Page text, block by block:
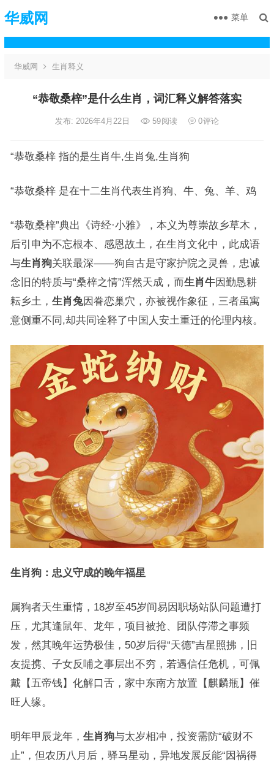
华威网 菜单
华威网 生肖释义
“恭敬桑梓”是什么生肖，词汇释义解答落实
发布: 2026年4月22日 59阅读 0评论
“恭敬桑梓 指的是生肖牛,生肖兔,生肖狗
“恭敬桑梓 是在十二生肖代表生肖狗、牛、兔、羊、鸡
“恭敬桑梓”典出《诗经·小雅》，本义为尊崇故乡草木，
后引申为不忘根本、感恩故土，在生肖文化中，此成语
与生肖狗关联最深——狗自古是守家护院之灵兽，忠诚
念旧的特质与“桑梓之情”浑然天成，而生肖牛因勤恳耕
耘乡土， 生肖兔因眷恋巢穴，亦被视作象征，三者虽寓
意侧重不同,却共同诠释了中国人安土重迁的伦理内核。
生肖狗：忠义守成的晚年福星
属狗者天生重情，18岁至45岁间易因职场站队问题遭打
压，尤其逢鼠年、龙年，项目被抢、团队停滞之事频
发，然其晚年运势极佳，50岁后得“天德”吉星照拂，旧
友提携、子女反哺之事层出不穷，若遇信任危机，可佩
戴【五帝钱】化解口舌，家中东南方放置【麒麟瓶】催
旺人缘。
明年甲辰龙年， 生肖狗与太岁相冲，投资需防“破财不
止”，但农历八月后，驿马星动，异地发展反能“因祸得